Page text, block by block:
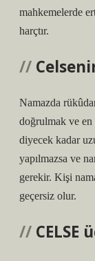
mahkemelerde
harçtır.
Namazda
doğrulmak ve
diyecek kadar
yapılmazsa ve
gerekir. Kişi
geçersiz olur.
CELSE